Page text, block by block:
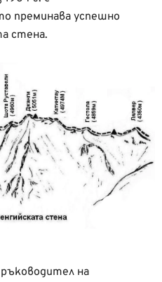
преминава успешно
стена.
на